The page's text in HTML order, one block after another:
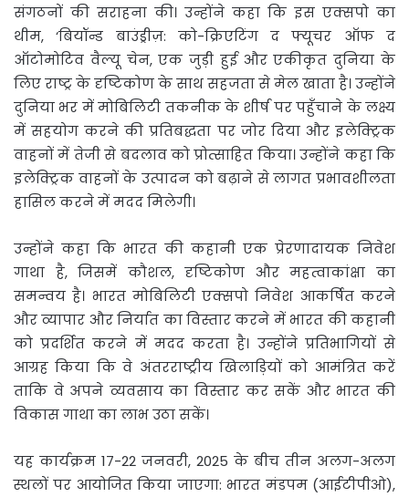
संगठनों की सराहना की। उन्होंने कहा कि इस एक्सपो का
थीम, ‘बियॉन्ड बाउंड्रीज़: को-क्रिएटिंग द फ्यूचर ऑफ द
ऑटोमोटिव वैल्यू चेन, एक जुड़ी हुई और एकीकृत दुनिया के
लिए राष्ट्र के दृष्टिकोण के साथ सहजता से मेल खाता है। उन्होंने
दुनिया भर में मोबिलिटी तकनीक के शीर्ष पर पहुँचाने के लक्ष्य
में सहयोग करने की प्रतिबद्धता पर जोर दिया और इलेक्ट्रिक
वाहनों में तेजी से बदलाव को प्रोत्साहित किया। उन्होंने कहा कि
इलेक्ट्रिक वाहनों के उत्पादन को बढ़ाने से लागत प्रभावशीलता
हासिल करने में मदद मिलेगी।
उन्होंने कहा कि भारत की कहानी एक प्रेरणादायक निवेश
गाथा है, जिसमें कौशल, दृष्टिकोण और महत्वाकांक्षा का
समन्वय है। भारत मोबिलिटी एक्सपो निवेश आकर्षित करने
और व्यापार और निर्यात का विस्तार करने में भारत की कहानी
को प्रदर्शित करने में मदद करता है। उन्होंने प्रतिभागियों से
आग्रह किया कि वे अंतरराष्ट्रीय खिलाड़ियों को आमंत्रित करें
ताकि वे अपने व्यवसाय का विस्तार कर सकें और भारत की
विकास गाथा का लाभ उठा सकें।
यह कार्यक्रम 17-22 जनवरी, 2025 के बीच तीन अलग-अलग
स्थलों पर आयोजित किया जाएगा: भारत मंडपम (आईटीपीओ),